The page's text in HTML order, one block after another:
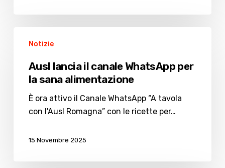
lancia
canale
WhatsApp
alimentazione
Notizie
Ausl lancia il canale WhatsApp per
la sana alimentazione
È ora attivo il Canale WhatsApp “A tavola
con l'Ausl Romagna” con le ricette per…
15 Novembre 2025